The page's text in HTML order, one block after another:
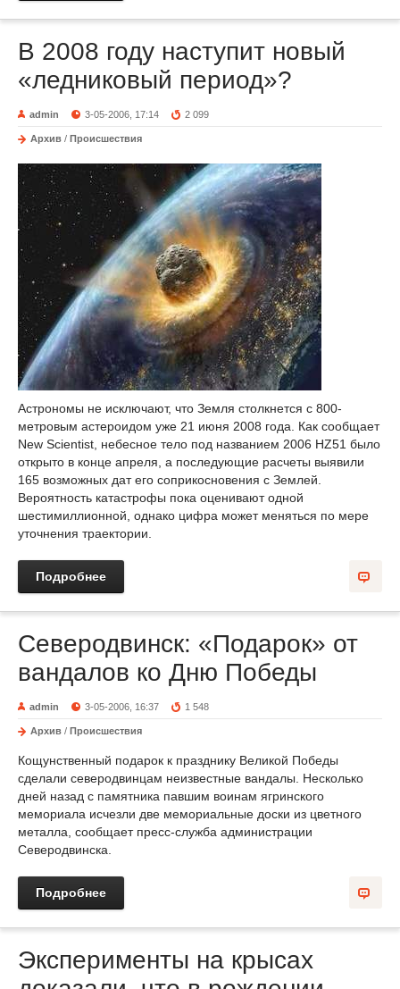
В 2008 году наступит новый
«ледниковый период»?
admin 3-05-2006, 17:14 2 099
Архив / Происшествия
Астрономы не исключают, что Земля столкнется с 800-
метровым астероидом уже 21 июня 2008 года. Как сообщает
New Scientist, небесное тело под названием 2006 HZ51 было
открыто в конце апреля, а последующие расчеты выявили
165 возможных дат его соприкосновения с Землей.
Вероятность катастрофы пока оценивают одной
шестимиллионной, однако цифра может меняться по мере
уточнения траектории.
Подробнее
Северодвинск: «Подарок» от
вандалов ко Дню Победы
admin 3-05-2006, 16:37 1 548
Архив / Происшествия
Кощунственный подарок к празднику Великой Победы
сделали северодвинцам неизвестные вандалы. Несколько
дней назад с памятника павшим воинам ягринского
мемориала исчезли две мемориальные доски из цветного
металла, сообщает пресс-служба администрации
Северодвинска.
Подробнее
Эксперименты на крысах